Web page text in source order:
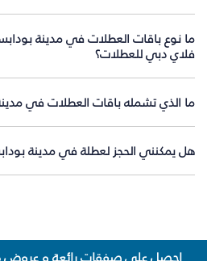
ما نوع باقات العطلات في مدينة
فلاي دبي للعطلات؟
ما الذي تشمله باقات العطلات في
هل يمكنني الحجز لعطلة في مدينة
احصل على صفقات رائعة و عروض